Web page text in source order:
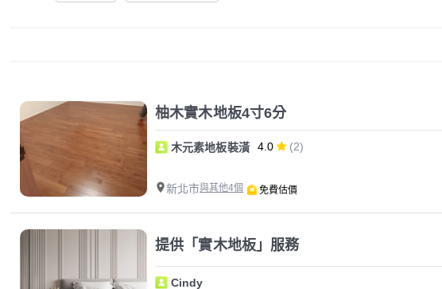
柚木實木地板4寸6分
木元素地板裝潢 4.0 (2)
新北市與其他4個 免費估價
提供「實木地板」服務
Cindy